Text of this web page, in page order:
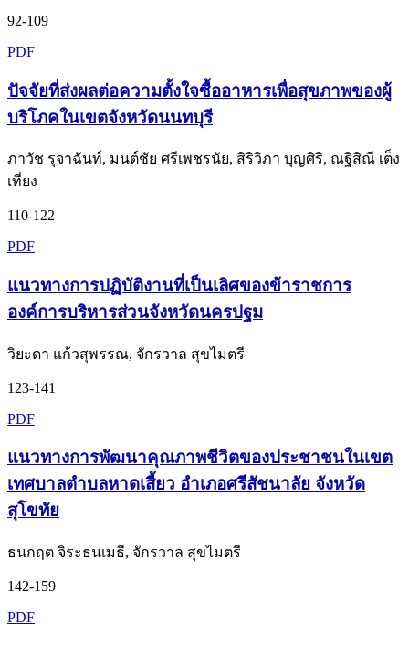
92-109
PDF
ปัจจัยที่ส่งผลต่อความตั้งใจซื้ออาหารเพื่อสุขภาพของผู้
บริโภคในเขตจังหวัดนนทบุรี
ภาวัช รุจาฉันท์, มนต์ชัย ศรีเพชรนัย, สิริวิภา บุญศิริ, ณฐิสิณี เต็ง
เที่ยง
110-122
PDF
แนวทางการปฏิบัติงานที่เป็นเลิศของข้าราชการ
องค์การบริหารส่วนจังหวัดนครปฐม
วิยะดา แก้วสุพรรณ, จักรวาล สุขไมตรี
123-141
PDF
แนวทางการพัฒนาคุณภาพชีวิตของประชาชนในเขต
เทศบาลตำบลหาดเสี้ยว อำเภอศรีสัชนาลัย จังหวัด
สุโขทัย
ธนกฤต จิระธนเมธี, จักรวาล สุขไมตรี
142-159
PDF